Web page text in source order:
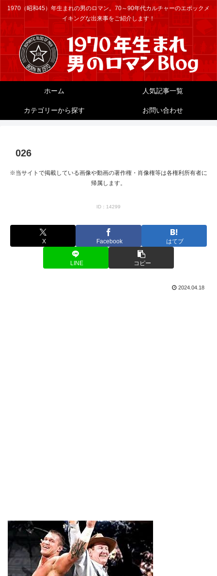
1970（昭和45）年生まれの男のロマン。70～90年代カルチャーのエポックメ
イキングな出来事をご紹介します！
ホーム 人気記事一覧
カテゴリーから探す お問い合わせ
026
※当サイトで掲載している画像や動画の著作権・肖像権等は各権利所有者に
帰属します。
ID：14299
X Facebook はてブ
LINE コピー
2024.04.18